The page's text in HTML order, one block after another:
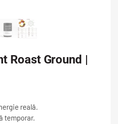
Roast Ground |
reală.
temporar.